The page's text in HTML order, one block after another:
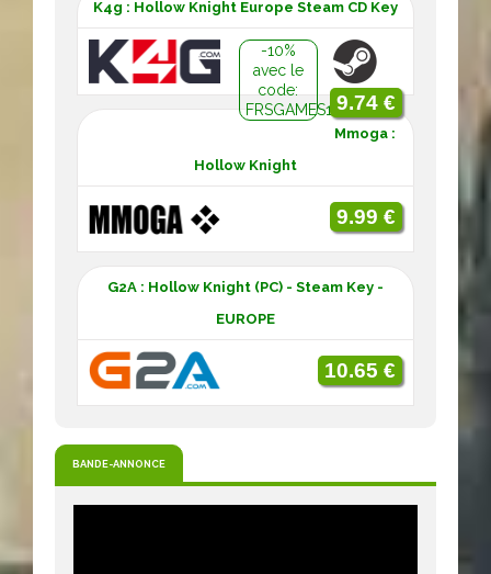
K4g : Hollow Knight Europe Steam CD Key
-10%
avec le
code:
FRSGAMES109.74 €
Mmoga :
Hollow Knight
9.99 €
G2A : Hollow Knight (PC) - Steam Key -
EUROPE
10.65 €
BANDE-ANNONCE